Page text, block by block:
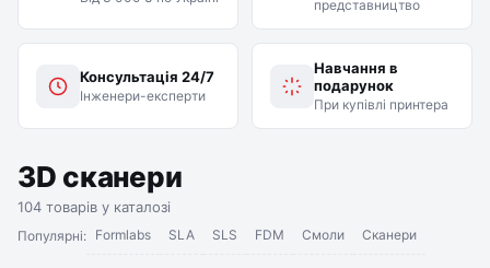
представництво
Консультація 24/7
Інженери-експерти
Навчання в
подарунок
При купівлі принтера
3D сканери
104 товарів у каталозі
Популярні: Formlabs SLA SLS FDM Смоли Сканери